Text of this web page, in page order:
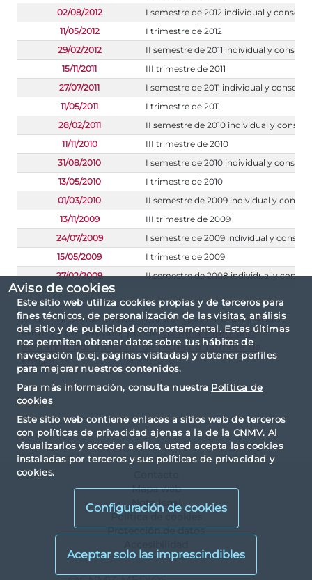
Aviso de cookies
Este sitio web utiliza cookies propias y de terceros para
fines técnicos, de personalización de las visitas, análisis
del sitio y de publicidad comportamental. Estas últimas
nos permiten obtener datos sobre tus hábitos de
navegación (p.ej. páginas visitadas) y obtener perfiles
para mejorar nuestros contenidos.
Para más información, consulta nuestra Política de
cookies
Este sitio web contiene enlaces a sitios web de terceros
con políticas de privacidad ajenas a la de la CNMV. Al
visualizarlos y acceder a ellos, usted acepta las cookies
instaladas por terceros y sus políticas de privacidad y
cookies.
Configuración de cookies
02/08/2012
I semestre de 2012 individual y
11/05/2012
I trimestre de 2012
29/02/2012
II semestre de 2011 individual y
15/11/2011
III trimestre de 2011
27/07/2011
I semestre de 2011 individual y
11/05/2011
I trimestre de 2011
28/02/2011
II semestre de 2010 individual y
11/11/2010
III trimestre de 2010
31/08/2010
I semestre de 2010 individual y
13/05/2010
I trimestre de 2010
01/03/2010
II semestre de 2009 individual y
13/11/2009
III trimestre de 2009
24/07/2009
I semestre de 2009 individual y
15/05/2009
I trimestre de 2009
27/02/2009
II semestre de 2008 individual y
Si no encuentra la información que está buscando
entre la presentada, puedevolver a intentarlo
acotando por intervalo de fechas o nombre de
emisor.
Mapa web
Nota legal
Política de cookies
Protección de datos